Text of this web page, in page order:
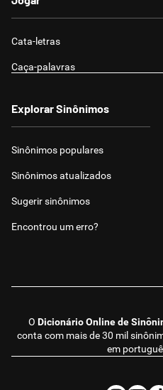
Cata-letras
Caça-palavras
O Dicionário Online de
conta com mais de 30 mil
em
Explorar Sinônimos
Sinônimos populares
Sinônimos atualizados
Sugerir sinônimos
Encontrou um erro?